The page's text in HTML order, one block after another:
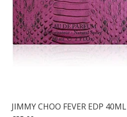
JIMMY CHOO FEVER EDP 40ML